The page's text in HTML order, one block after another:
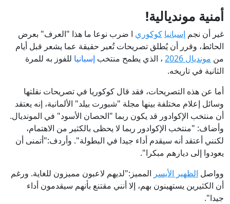
أمنية مونديالية!
غير أن نجم إسبانيا كوكوري ا ضرب نوعا ما هذا "العرف" بعرض
الحائط، وقرر أن يُطلق تصريحات تُعبر حقيقة عما يشعر قبل أيام
من مونديال 2026 ، الذي يطمح منتخب إسبانيا للفوز به للمرة
الثانية في تاريخه.
أما عن هذه التصريحات، فقد قال كوكوريا في تصريحات نقلتها
وسائل إعلام مختلفة بينها مجلة "شبورت بيلد" الألمانية، إنه يعتقد
أن منتخب الإكوادور قد يكون ربما "الحصان الأسود" في المونديال.
وأضاف: "منتخب الإكوادور ربما لا يحظى بالكثير من الاهتمام،
لكنني أعتقد أنه سيقدم أداء جيدا في البطولة". وأردف:"أتمنى أن
يعودوا إلى ديارهم مبكرا".
وواصل الظهير الأيسر المميز:"لديهم لاعبون مميزون للغاية. ورغم
أن الكثيرين يستهينون بهم، إلا أنني مقتنع بأنهم سيقدمون أداء
جيدا".